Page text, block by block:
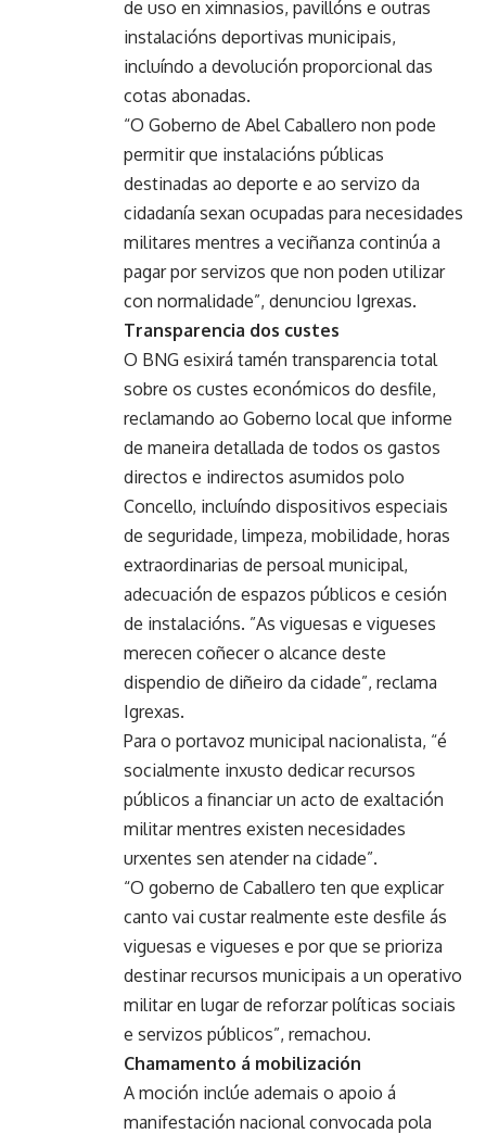
de uso en ximnasios, pavillóns e outras
instalacións deportivas municipais,
incluíndo a devolución proporcional das
cotas abonadas.
“O Goberno de Abel Caballero non pode
permitir que instalacións públicas
destinadas ao deporte e ao servizo da
cidadanía sexan ocupadas para necesidades
militares mentres a veciñanza continúa a
pagar por servizos que non poden utilizar
con normalidade”, denunciou Igrexas.
Transparencia dos custes
O BNG esixirá tamén transparencia total
sobre os custes económicos do desfile,
reclamando ao Goberno local que informe
de maneira detallada de todos os gastos
directos e indirectos asumidos polo
Concello, incluíndo dispositivos especiais
de seguridade, limpeza, mobilidade, horas
extraordinarias de persoal municipal,
adecuación de espazos públicos e cesión
de instalacións. ”As viguesas e vigueses
merecen coñecer o alcance deste
dispendio de diñeiro da cidade”, reclama
Igrexas.
Para o portavoz municipal nacionalista, “é
socialmente inxusto dedicar recursos
públicos a financiar un acto de exaltación
militar mentres existen necesidades
urxentes sen atender na cidade”.
“O goberno de Caballero ten que explicar
canto vai custar realmente este desfile ás
viguesas e vigueses e por que se prioriza
destinar recursos municipais a un operativo
militar en lugar de reforzar políticas sociais
e servizos públicos”, remachou.
Chamamento á mobilización
A moción inclúe ademais o apoio á
manifestación nacional convocada pola